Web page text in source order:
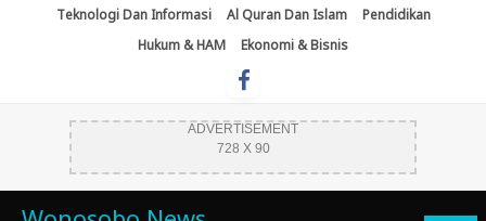
Teknologi Dan Informasi Al Quran Dan Islam
Pendidikan
Hukum & HAM
Ekonomi & Bisnis
ADVERTISEMENT
728 X 90